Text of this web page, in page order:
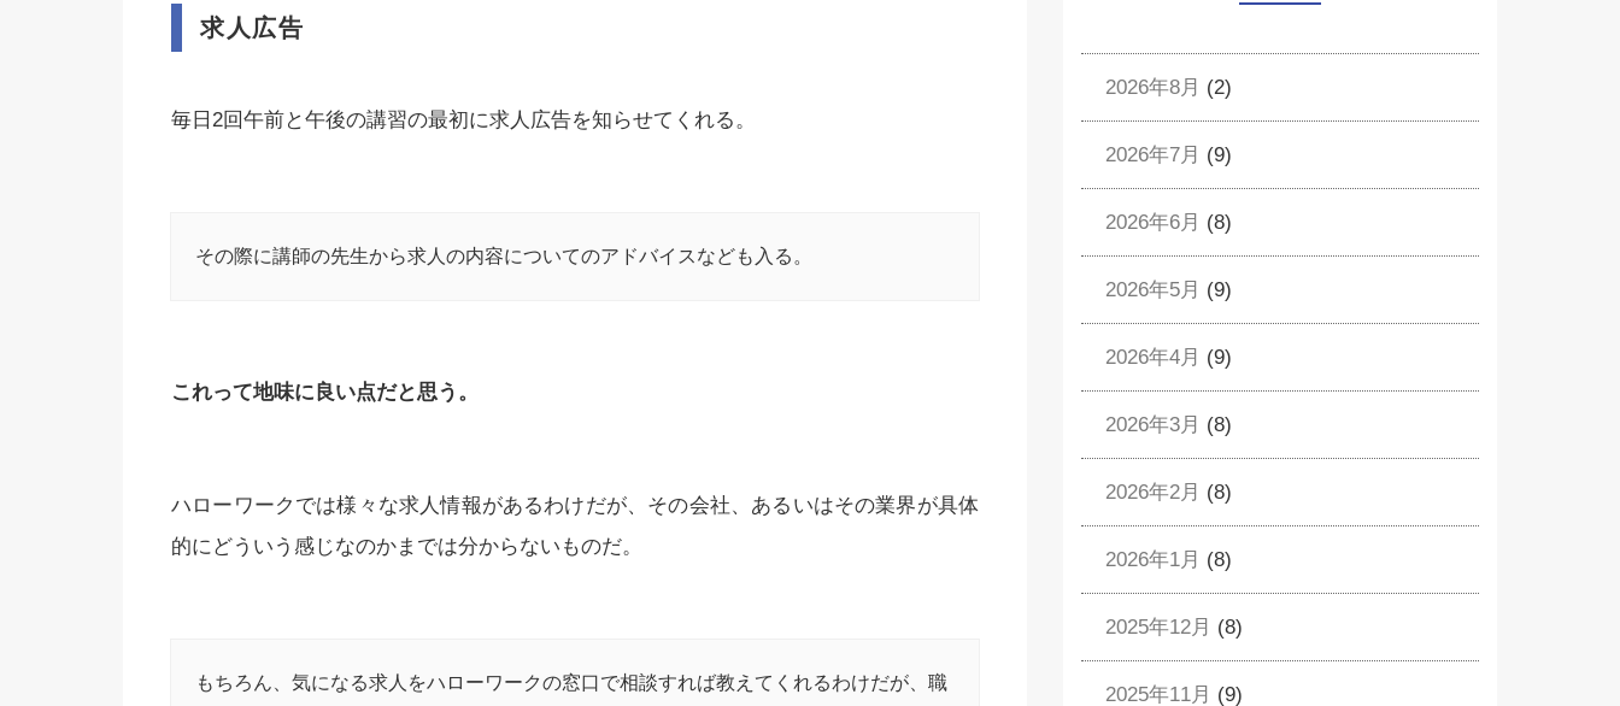
求人広告
毎日2回午前と午後の講習の最初に求人広告を知らせてくれる。
その際に講師の先生から求人の内容についてのアドバイスなども入る。
これって地味に良い点だと思う。
ハローワークでは様々な求人情報があるわけだが、その会社、あるいはその業界が具体
的にどういう感じなのかまでは分からないものだ。
もちろん、気になる求人をハローワークの窓口で相談すれば教えてくれるわけだが、職
2026年8月 (2)
2026年7月 (9)
2026年6月 (8)
2026年5月 (9)
2026年4月 (9)
2026年3月 (8)
2026年2月 (8)
2026年1月 (8)
2025年12月 (8)
2025年11月 (9)